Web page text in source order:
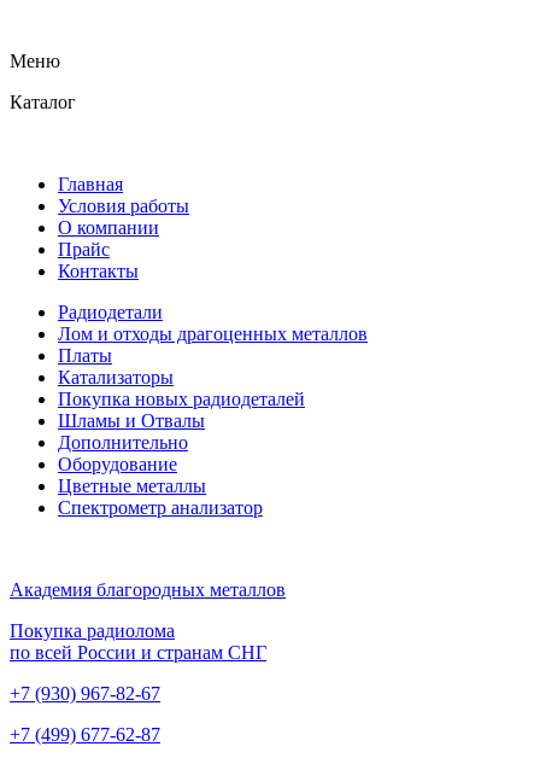
Меню
Каталог
Главная
Условия работы
О компании
Прайс
Контакты
Радиодетали
Лом и отходы драгоценных металлов
Платы
Катализаторы
Покупка новых радиодеталей
Шламы и Отвалы
Дополнительно
Оборудование
Цветные металлы
Спектрометр анализатор
Академия благородных металлов
Покупка радиолома
по всей России и странам СНГ
+7 (930) 967-82-67
+7 (499) 677-62-87